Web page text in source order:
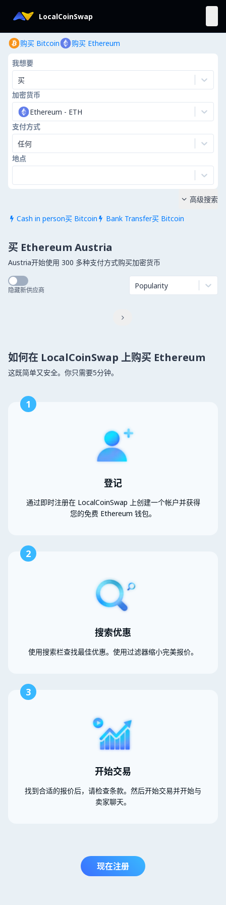
LocalCoinSwap
购买 Bitcoin 购买 Ethereum
我想要
买
加密货币
Ethereum - ETH
支付方式
任何
地点
 Cash in person买 Bitcoin  Bank Transfer买 Bitcoin
 高级搜索
买 Ethereum Austria
Austria开始使用 300 多种支付方式购买加密货币
隐藏新供应商 Popularity

如何在 LocalCoinSwap 上购买 Ethereum
这既简单又安全。你只需要5分钟。
1
登记
通过即时注册在 LocalCoinSwap 上创建一个帐户并获得
您的免费 Ethereum 钱包。
2
搜索优惠
使用搜索栏查找最佳优惠。使用过滤器缩小完美报价。
3
开始交易
找到合适的报价后，请检查条款。然后开始交易并开始与
卖家聊天。
现在注册